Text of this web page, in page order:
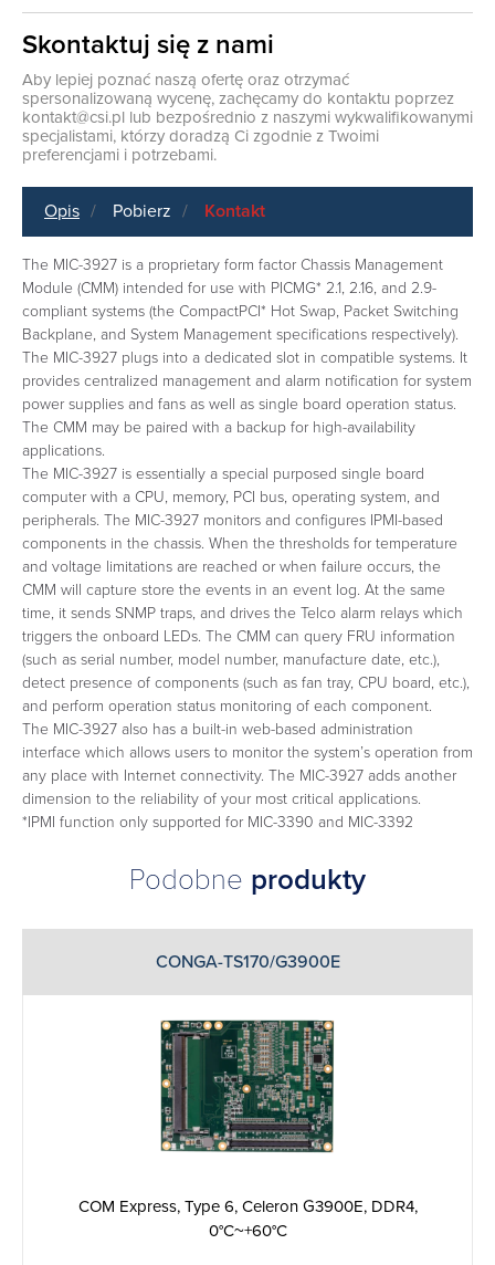
Skontaktuj się z nami
Aby lepiej poznać naszą ofertę oraz otrzymać
spersonalizowaną wycenę, zachęcamy do kontaktu poprzez
kontakt@csi.pl lub bezpośrednio z naszymi wykwalifikowanymi
specjalistami, którzy doradzą Ci zgodnie z Twoimi
preferencjami i potrzebami.
Opis Pobierz Kontakt
The MIC-3927 is a proprietary form factor Chassis Management
Module (CMM) intended for use with PICMG* 2.1, 2.16, and 2.9-
compliant systems (the CompactPCI* Hot Swap, Packet Switching
Backplane, and System Management specifications respectively).
The MIC-3927 plugs into a dedicated slot in compatible systems. It
provides centralized management and alarm notification for system
power supplies and fans as well as single board operation status.
The CMM may be paired with a backup for high-availability
applications.
The MIC-3927 is essentially a special purposed single board
computer with a CPU, memory, PCI bus, operating system, and
peripherals. The MIC-3927 monitors and configures IPMI-based
components in the chassis. When the thresholds for temperature
and voltage limitations are reached or when failure occurs, the
CMM will capture store the events in an event log. At the same
time, it sends SNMP traps, and drives the Telco alarm relays which
triggers the onboard LEDs. The CMM can query FRU information
(such as serial number, model number, manufacture date, etc.),
detect presence of components (such as fan tray, CPU board, etc.),
and perform operation status monitoring of each component.
The MIC-3927 also has a built-in web-based administration
interface which allows users to monitor the system’s operation from
any place with Internet connectivity. The MIC-3927 adds another
dimension to the reliability of your most critical applications.
*IPMI function only supported for MIC-3390 and MIC-3392
Podobne produkty
CONGA-TS170/G3900E
COM Express, Type 6, Celeron G3900E, DDR4,
0°C~+60°C